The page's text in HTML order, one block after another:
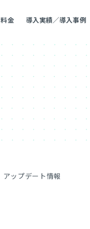
料金 導入実績／導入事例
アップデート情報